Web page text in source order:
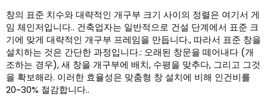
창의 표준 치수와 대략적인 개구부 크기 사이의 정렬은 여기서 게
임 체인저입니다.. 건축업자는 일반적으로 건설 단계에서 표준 크
기에 맞게 대략적인 개구부 프레임을 만듭니다., 따라서 표준 창을
설치하는 것은 간단한 과정입니다.: 오래된 창문을 떼어내다 (개
조하는 경우), 새 창을 개구부에 배치, 수평을 맞추다, 그리고 그것
을 확보해라. 이러한 효율성은 맞춤형 창 설치에 비해 인건비를
20~30% 절감합니다..